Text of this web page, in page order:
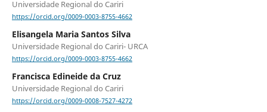
Universidade Regional do Cariri
https://orcid.org/0009-0003-8755-4662
Elisangela Maria Santos Silva
Universidade Regional do Cariri- URCA
https://orcid.org/0009-0003-8755-4662
Francisca Edineide da Cruz
Universidade Regional do Cariri
https://orcid.org/0009-0008-7527-4272